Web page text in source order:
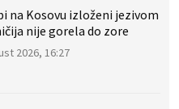
na Kosovu izloženi jezivom
nije gorela do zore
2026, 16:27